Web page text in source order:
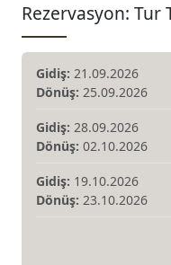
Rezervasyon: Tur
Gidiş: 21.09.2026
Dönüş: 25.09.2026
Gidiş: 28.09.2026
Dönüş: 02.10.2026
Gidiş: 19.10.2026
Dönüş: 23.10.2026